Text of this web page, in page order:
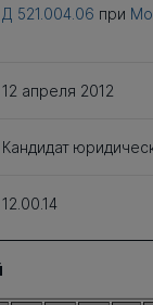
Д 521.004.06 при
12 апреля 2012
Кандидат
12.00.14